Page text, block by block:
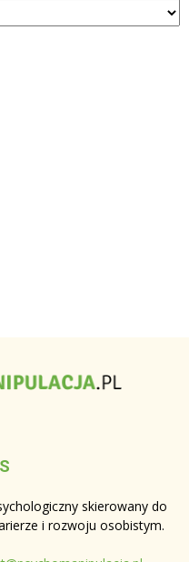
skierowany do
i rozwoju osobistym.